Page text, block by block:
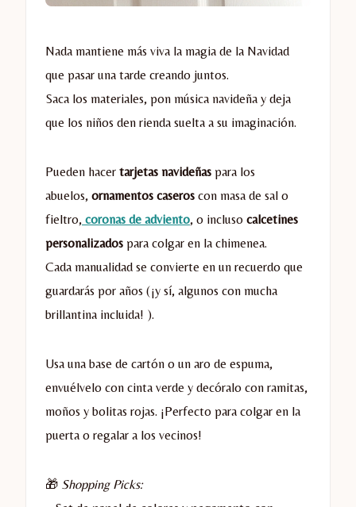
Nada mantiene más viva la magia de la Navidad
que pasar una tarde creando juntos.
Saca los materiales, pon música navideña y deja
que los niños den rienda suelta a su imaginación.
Pueden hacer tarjetas navideñas para los
abuelos, ornamentos caseros con masa de sal o
fieltro, coronas de adviento, o incluso calcetines
personalizados para colgar en la chimenea.
Cada manualidad se convierte en un recuerdo que
guardarás por años (¡y sí, algunos con mucha
brillantina incluida! ).
Usa una base de cartón o un aro de espuma,
envuélvelo con cinta verde y decóralo con ramitas,
moños y bolitas rojas. ¡Perfecto para colgar en la
puerta o regalar a los vecinos!
🎁 Shopping Picks: